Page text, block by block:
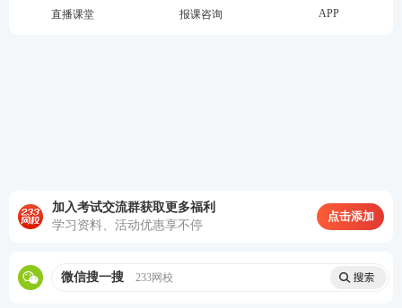
考点5：机构投资者的概念、特点
(4)投资行为规范化。
点）
直播课堂 报课咨询 APP
加入考试交流群获取更多福利
学习资料、活动优惠享不停
点击添加
微信搜一搜 233网校